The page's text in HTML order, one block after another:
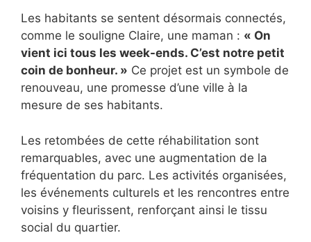
Les habitants se sentent désormais connectés,
comme le souligne Claire, une maman : « On
vient ici tous les week-ends. C’est notre petit
coin de bonheur. » Ce projet est un symbole de
renouveau, une promesse d’une ville à la
mesure de ses habitants.
Les retombées de cette réhabilitation sont
remarquables, avec une augmentation de la
fréquentation du parc. Les activités organisées,
les événements culturels et les rencontres entre
voisins y fleurissent, renforçant ainsi le tissu
social du quartier.